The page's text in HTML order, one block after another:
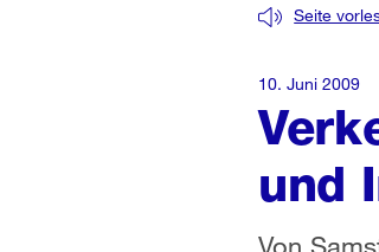
und
Seite
10. Juni 2009